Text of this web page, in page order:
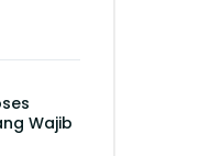
Wajib